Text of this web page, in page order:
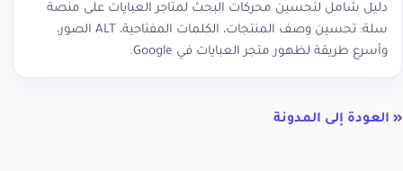
دليل شامل لتحسين محركات البحث لمتاجر العبايات على منصة
سلة: تحسين وصف المنتجات، الكلمات المفتاحية، ALT الصور،
وأسرع طريقة لظهور متجر العبايات في Google.
« العودة إلى المدونة